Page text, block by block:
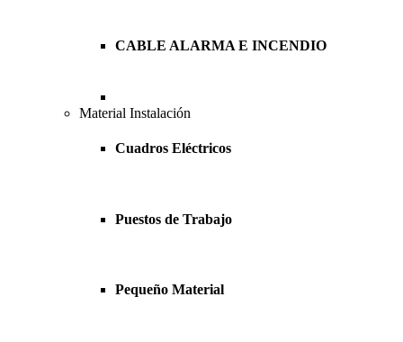
CABLE ALARMA E INCENDIO
Material Instalación
Cuadros Eléctricos
Puestos de Trabajo
Pequeño Material